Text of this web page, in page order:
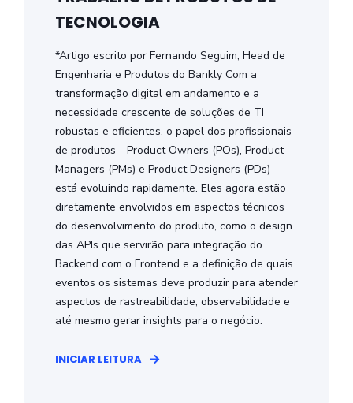
TECNOLOGIA
*Artigo escrito por Fernando Seguim, Head de
Engenharia e Produtos do Bankly Com a
transformação digital em andamento e a
necessidade crescente de soluções de TI
robustas e eficientes, o papel dos profissionais
de produtos - Product Owners (POs), Product
Managers (PMs) e Product Designers (PDs) -
está evoluindo rapidamente. Eles agora estão
diretamente envolvidos em aspectos técnicos
do desenvolvimento do produto, como o design
das APIs que servirão para integração do
Backend com o Frontend e a definição de quais
eventos os sistemas deve produzir para atender
aspectos de rastreabilidade, observabilidade e
até mesmo gerar insights para o negócio.
INICIAR LEITURA